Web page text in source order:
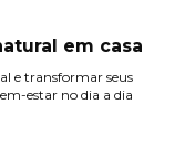
em casa
e transformar seus
estar no dia a dia